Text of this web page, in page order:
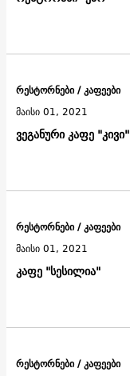
ვეგანური კაფე "კივი"
რესტორნები / კაფეები
მაისი 01, 2021
კაფე "სესილია"
რესტორნები / კაფეები
მაისი 01, 2021
რესტორნები / კაფეები